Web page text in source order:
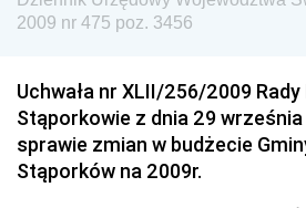
Dziennik Urzędowy Urzędu
Dziennik Urzędowy Generalnej
Krajowych i Autostrad
Dziennik Urzędowy Ministra
2009 nr 475 poz. 3456
Uchwała nr XLII/256/2009
Stąporkowie z dnia 29 września
sprawie zmian w budżecie
Stąporków na 2009r.